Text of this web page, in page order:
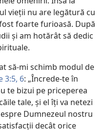
vieţii nu are legătură cu
foarte furioasă. După
şi am hotărât să dedic
să-mi schimb modul de
3:5, 6: „Încrede-te în
te bizui pe priceperea
tale, şi el îţi va netezi
Dumnezeul nostru
decât orice